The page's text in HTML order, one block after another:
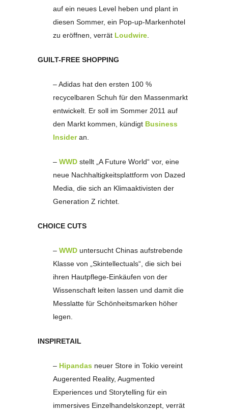
auf ein neues Level heben und plant in
diesen Sommer, ein Pop-up-Markenhotel
zu eröffnen, verrät Loudwire
GUILT-FREE SHOPPING
– Adidas hat den ersten 100 %
recycelbaren Schuh für den Massenmarkt
entwickelt. Er soll im Sommer 2011 auf
den Markt kommen, kündigt Business
Insideran.
– WWD stellt „A Future World“ vor, eine
neue Nachhaltigkeitsplattform von Dazed
Media, die sich an Klimaaktivisten der
Generation Z richtet.
CHOICE CUTS
– WWD untersucht Chinas aufstrebende
Klasse von „Skintellectuals“, die sich bei
ihren Hautpflege-Einkäufen von der
Wissenschaft leiten lassen und damit die
Messlatte für Schönheitsmarken höher
legen.
INSPIRETAIL
– Hipandas neuer Store in Tokio vereint
Augerented Reality, Augmented
Experiences und Storytelling für ein
immersives Einzelhandelskonzept, verrät